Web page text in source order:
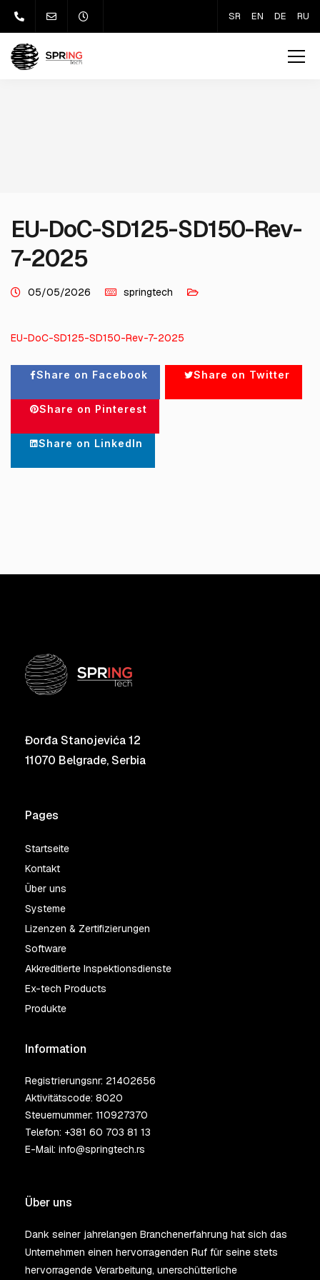
SR EN DE RU
EU-DoC-SD125-SD150-Rev-
7-2025
05/05/2026 springtech
EU-DoC-SD125-SD150-Rev-7-2025
Share on Facebook Share on Twitter
Share on Pinterest
Share on LinkedIn
Đorđa Stanojevića 12
11070 Belgrade, Serbia
Pages
Startseite
Kontakt
Über uns
Systeme
Lizenzen & Zertifizierungen
Software
Akkreditierte Inspektionsdienste
Ex-tech Products
Produkte
Information
Registrierungsnr: 21402656
Aktivitätscode: 8020
Steuernummer: 110927370
Telefon: +381 60 703 81 13
E-Mail: info@springtech.rs
Über uns
Dank seiner jahrelangen Branchenerfahrung hat sich das
Unternehmen einen hervorragenden Ruf für seine stets
hervorragende Verarbeitung, unerschütterliche